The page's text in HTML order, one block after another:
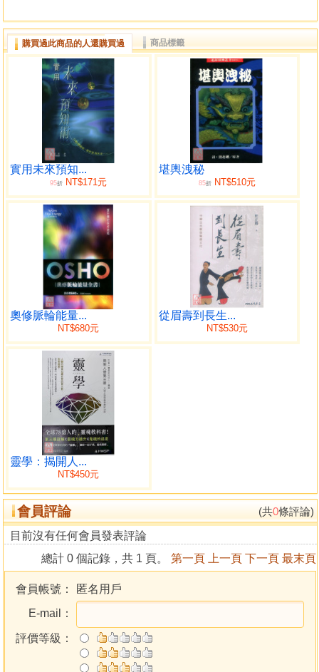
大祕牌與坎伯英雄旅程階段，創造了一套超越禍福、解開人
生困境的占問技法。她發現，從第一張愚者牌到最後一張世
界牌，塔羅牌傳神地表達了英雄各階段的考驗。只要抽一張
牌，任何人都能為當下所進行的事找到在英雄旅程中的定
位，並透過書中接地氣又自帶療癒力的牌意解說，與牌卡的
瑰麗圖像心神交會，茅塞頓開。
與其被動被命運牽往不想去的地方，不如主動洞悉處
境，掌握通往夢想的方向。這本書，幫助每位讀者透過簡單
易學的方法體察自身，在生活大小事中看見召喚，成為自己
的英雄。
作者簡介
輔仁大學宗教學博士。在韓國出生的華人，曾在世界宗
教博物館工作，學習博物館教育、展覽、宗教建築、生命教
育等領域知識，並開始廣泛閱讀宗教與塔羅相關書籍。工作
期間進入輔仁大學宗教所進行塔羅研究並完成碩士論文，從
自我成長的觀點論述了塔羅占卜的應用特色。後於輔仁大學
宗教所持續進行塔羅占卜與心靈療癒的博士研究，同時擔任
生命教育專業發展中心培力委員，投入校園的生命教育推廣
目前持續在斜槓塔羅Podcast推廣身心靈成長的占卜應
用，也以「塔羅的奇幻旅程」之名開辦塔羅學習系列課程。
著有《敘事塔羅：運用塔羅圖像展開與自我對話的生命敘
事，讓身心靈在困境中成長，走出屬於自己的幸福之道》、
《走向世界的愚者：從坎伯英雄旅程解讀塔羅圖像，創造你
的神話》。
目錄
∣推薦序1∣未知大地中指引前進的羅盤／蔡怡佳
∣推薦序2∣享受每個選擇背後的豐盛意義／何佳瑞
∣推薦序4∣最偉大的英雄之旅，最平凡的日常修煉／林晴晴
∣導言∣讓塔羅占卜幫助你成為生命的英雄
第一部塔羅大祕牌裡的英雄旅程
購買過此商品的人還購買過 商品標籤
實用未來預知...
95折 NT$171元
堪輿洩秘
85折NT$510元
奧修脈輪能量...
NT$680元
從眉壽到長生...
NT$530元
靈學：揭開人...
NT$450元
會員評論 (共0條評論)
目前沒有任何會員發表評論
總計 0 個記錄，共 1 頁。 第一頁 上一頁 下一頁 最末頁
會員帳號：
匿名用戶
E-mail：
評價等級：